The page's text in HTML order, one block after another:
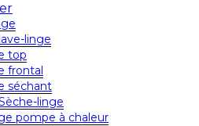
linge
top
frontal
séchant
linge
pompe à chaleur